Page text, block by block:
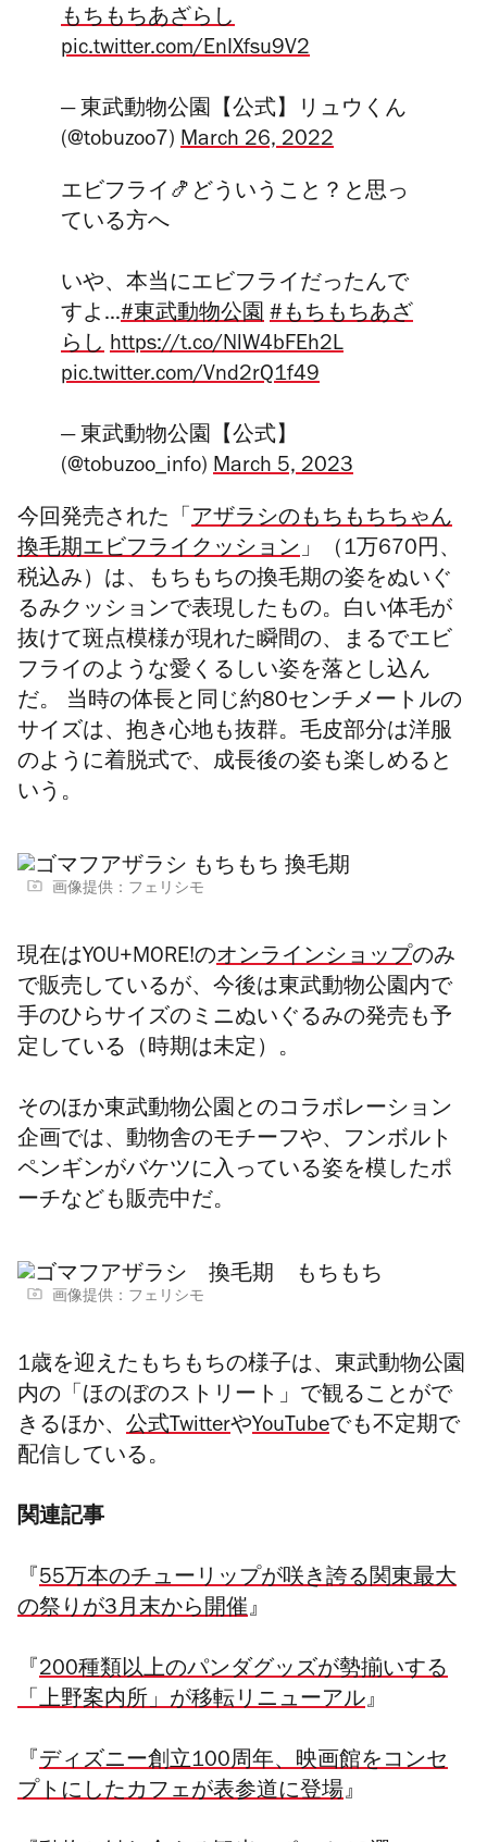
もちもちあざらし
pic.twitter.com/EnIXfsu9V2
— 東武動物公園【公式】リュウくん
(@tobuzoo7) March 26, 2022
エビフライ🍤どういうこと？と思っ
ている方へ
いや、本当にエビフライだったんで
すよ…#東武動物公園 #もちもちあざ
らし https://t.co/NlW4bFEh2L
pic.twitter.com/Vnd2rQ1f49
— 東武動物公園【公式】
(@tobuzoo_info) March 5, 2023
今回発売された「 アザラシのもちもちちゃん
換毛期エビフライクッション」（1万670円、
税込み）は、もちもちの換毛期の姿をぬいぐ
るみクッションで表現したもの。白い体毛が
抜けて斑点模様が現れた瞬間の、まるでエビ
フライのような愛くるしい姿を落とし込ん
だ。 当時の体長と同じ約80センチメートルの
サイズは、抱き心地も抜群。毛皮部分は洋服
のように着脱式で、成長後の姿も楽しめると
いう。
画像提供：フェリシモ
現在はYOU+MORE!のオンラインショップのみ
で販売しているが、今後は東武動物公園内で
手のひらサイズのミニぬいぐるみの発売も予
定している（時期は未定）。
そのほか東武動物公園とのコラボレーション
企画では、動物舎のモチーフや、フンボルト
ペンギンがバケツに入っている姿を模したポ
ーチなども販売中だ。
画像提供：フェリシモ
1歳を迎えたもちもちの様子は、東武動物公園
内の「ほのぼのストリート」で観ることがで
きるほか、 公式TwitterやYouTube でも不定期で
配信している。
関連記事
『 55万本のチューリップが咲き誇る関東最大
の祭りが3月末から開催』
『 200種類以上のパンダグッズが勢揃いする
「上野案内所」が移転リニューアル』
『 ディズニー創立100周年、映画館をコンセ
プトにしたカフェが表参道に登場』